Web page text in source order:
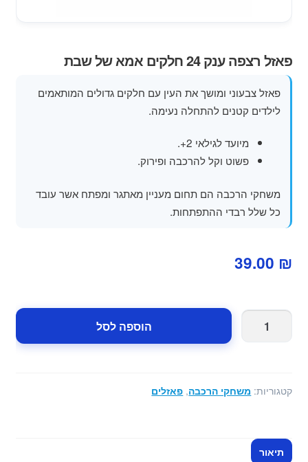
פופים
פאזל רצפה ענק 24 חלקים אמא של שבת
פאזל צבעוני ומושך את העין עם חלקים גדולים המותאמים
לילדים קטנים להתחלה נעימה.
מיועד לגילאי 2+.
פשוט וקל להרכבה ופירוק.
משחקי הרכבה הם תחום מעניין מאתגר ומפתח אשר עובד
כל שלל רבדי ההתפתחות.
39.00 ₪
כמות
ענק
אמא
של
הוספה לסל
קטגוריות: משחקי הרכבה, פאזלים
תיאור